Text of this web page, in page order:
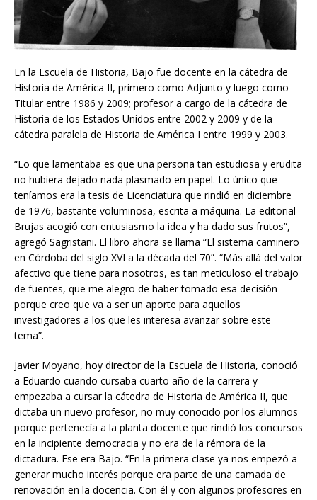
En la Escuela de Historia, Bajo fue docente en la cátedra de
Historia de América II, primero como Adjunto y luego como
Titular entre 1986 y 2009; profesor a cargo de la cátedra de
Historia de los Estados Unidos entre 2002 y 2009 y de la
cátedra paralela de Historia de América I entre 1999 y 2003.
“Lo que lamentaba es que una persona tan estudiosa y erudita
no hubiera dejado nada plasmado en papel. Lo único que
teníamos era la tesis de Licenciatura que rindió en diciembre
de 1976, bastante voluminosa, escrita a máquina. La editorial
Brujas acogió con entusiasmo la idea y ha dado sus frutos”,
agregó Sagristani. El libro ahora se llama “El sistema caminero
en Córdoba del siglo XVI a la década del 70”. “Más allá del valor
afectivo que tiene para nosotros, es tan meticuloso el trabajo
de fuentes, que me alegro de haber tomado esa decisión
porque creo que va a ser un aporte para aquellos
investigadores a los que les interesa avanzar sobre este
tema”.
Javier Moyano, hoy director de la Escuela de Historia, conoció
a Eduardo cuando cursaba cuarto año de la carrera y
empezaba a cursar la cátedra de Historia de América II, que
dictaba un nuevo profesor, no muy conocido por los alumnos
porque pertenecía a la planta docente que rindió los concursos
en la incipiente democracia y no era de la rémora de la
dictadura. Ese era Bajo. “En la primera clase ya nos empezó a
generar mucho interés porque era parte de una camada de
renovación en la docencia. Con él y con algunos profesores en